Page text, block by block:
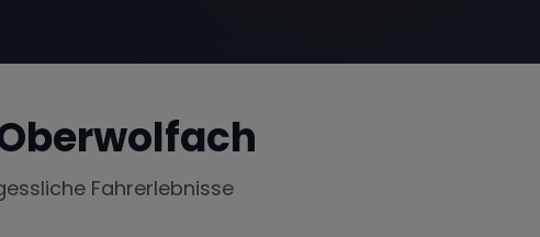
Fahrerlebnisse